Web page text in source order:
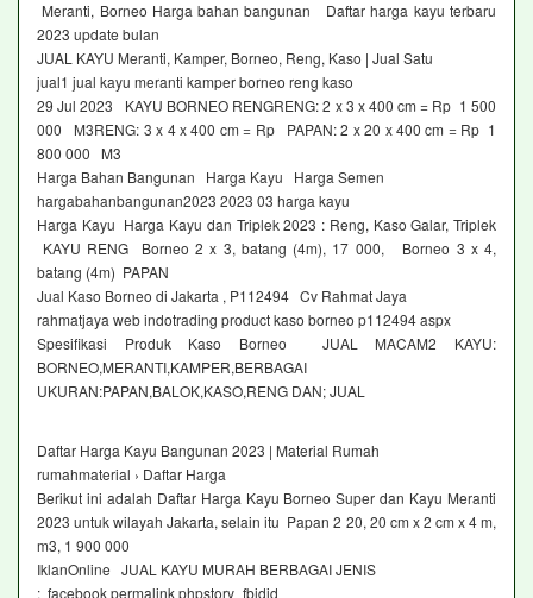
Meranti, Borneo Harga bahan bangunan Daftar harga kayu terbaru
2023 update bulan
JUAL KAYU Meranti, Kamper, Borneo, Reng, Kaso | Jual Satu
jual1 jual kayu meranti kamper borneo reng kaso
29 Jul 2023 KAYU BORNEO RENGRENG: 2 x 3 x 400 cm = Rp 1 500
000 M3RENG: 3 x 4 x 400 cm = Rp PAPAN: 2 x 20 x 400 cm = Rp 1
800 000 M3
Harga Bahan Bangunan Harga Kayu Harga Semen
hargabahanbangunan2023 2023 03 harga kayu
Harga Kayu Harga Kayu dan Triplek 2023 : Reng, Kaso Galar, Triplek
KAYU RENG Borneo 2 x 3, batang (4m), 17 000, Borneo 3 x 4,
batang (4m) PAPAN
Jual Kaso Borneo di Jakarta , P112494 Cv Rahmat Jaya
rahmatjaya web indotrading product kaso borneo p112494 aspx
Spesifikasi Produk Kaso Borneo JUAL MACAM2 KAYU:
BORNEO,MERANTI,KAMPER,BERBAGAI
UKURAN:PAPAN,BALOK,KASO,RENG DAN; JUAL
Daftar Harga Kayu Bangunan 2023 | Material Rumah
rumahmaterial › Daftar Harga
Berikut ini adalah Daftar Harga Kayu Borneo Super dan Kayu Meranti
2023 untuk wilayah Jakarta, selain itu Papan 2 20, 20 cm x 2 cm x 4 m,
m3, 1 900 000
IklanOnline JUAL KAYU MURAH BERBAGAI JENIS
: facebook permalink phpstory_fbidid